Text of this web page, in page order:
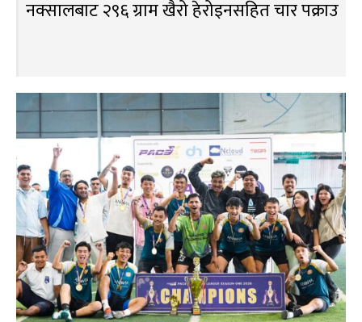
नक्सालबाट २९६ ग्राम खैरो हेरोइनसहित चार पक्राउ